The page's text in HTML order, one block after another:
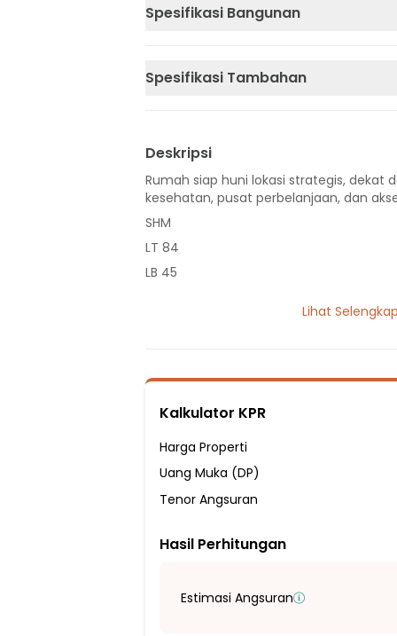
Spesifikasi Bangunan
Spesifikasi Tambahan
Deskripsi
Rumah siap huni lokasi strategis, dekat
kesehatan, pusat perbelanjaan, dan
SHM
LT 84
LB 45
Hadap Barat Daya
Fasilitas Sekitar Hunian:
5 Menit ke SD ISLAM TERATAI PUTIH GLOBAL
5 Menit ke SDN Cimuning IV
6 Menit ke SDN Mustikajaya IV
5 Menit ke SD SMP SMA Lughatuna
Lihat
Kalkulator KPR
Harga Properti
Uang Muka (DP)
Tenor Angsuran
Hasil Perhitungan
Estimasi Angsuran